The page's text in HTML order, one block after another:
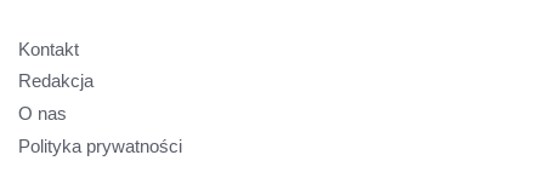
Kontakt
Redakcja
O nas
Polityka prywatności